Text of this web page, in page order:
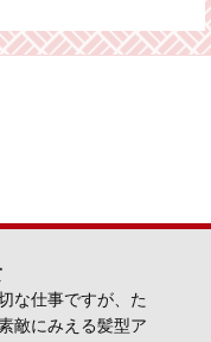
な仕事ですが、た
敵にみえる髪型ア